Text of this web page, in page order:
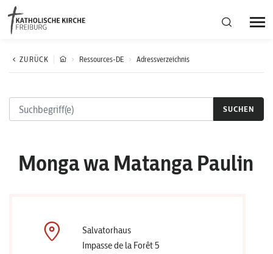
Bistumsregion Deutschfreiburg
Fachstellen
Kantonale Körperschaft
ZURÜCK Ressources-DE Adressverzeichnis
SUCHEN
Monga wa Matanga Paulin
Salvatorhaus
Impasse de la Forêt 5